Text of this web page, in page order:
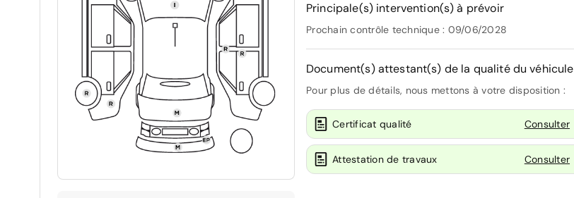
Principale(s) intervention(s) à prévoir
Prochain contrôle technique : 09/06/2028
Document(s) attestant(s) de la qualité du véhicule
Pour plus de détails, nous mettons à votre disposition :
Certificat qualité Consulter
Attestation de travaux Consulter